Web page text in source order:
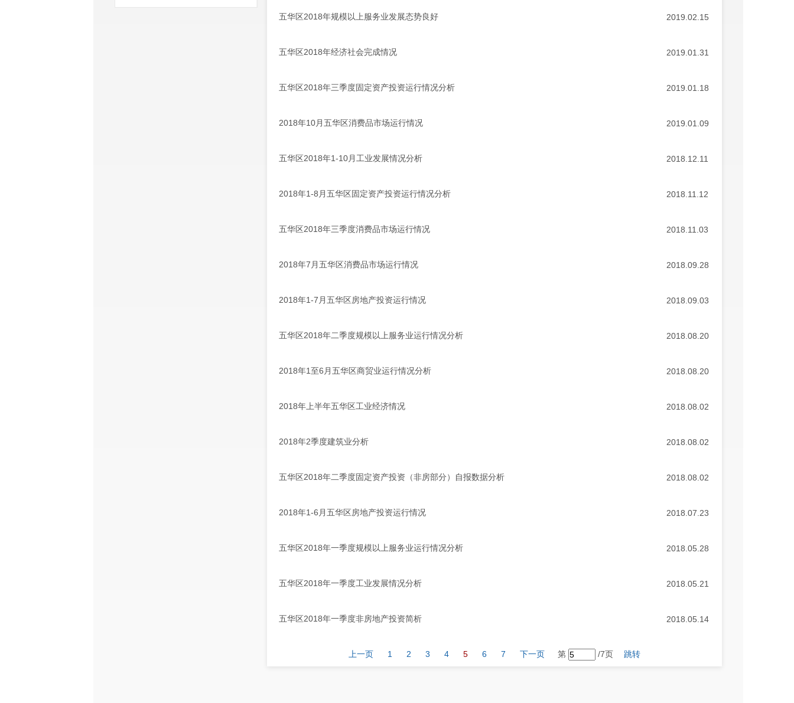
五华区2018年规模以上服务业发展态势良好 2019.02.15
五华区2018年经济社会完成情况 2019.01.31
五华区2018年三季度固定资产投资运行情况分析 2019.01.18
2018年10月五华区消费品市场运行情况 2019.01.09
五华区2018年1-10月工业发展情况分析 2018.12.11
2018年1-8月五华区固定资产投资运行情况分析 2018.11.12
五华区2018年三季度消费品市场运行情况 2018.11.03
2018年7月五华区消费品市场运行情况 2018.09.28
2018年1-7月五华区房地产投资运行情况 2018.09.03
五华区2018年二季度规模以上服务业运行情况分析 2018.08.20
2018年1至6月五华区商贸业运行情况分析 2018.08.20
2018年上半年五华区工业经济情况 2018.08.02
2018年2季度建筑业分析 2018.08.02
五华区2018年二季度固定资产投资（非房部分）自报数据分析 2018.08.02
2018年1-6月五华区房地产投资运行情况 2018.07.23
五华区2018年一季度规模以上服务业运行情况分析 2018.05.28
五华区2018年一季度工业发展情况分析 2018.05.21
五华区2018年一季度非房地产投资简析 2018.05.14
上一页 1 2 3 4 5 6 7 下一页 第 /7页 跳转